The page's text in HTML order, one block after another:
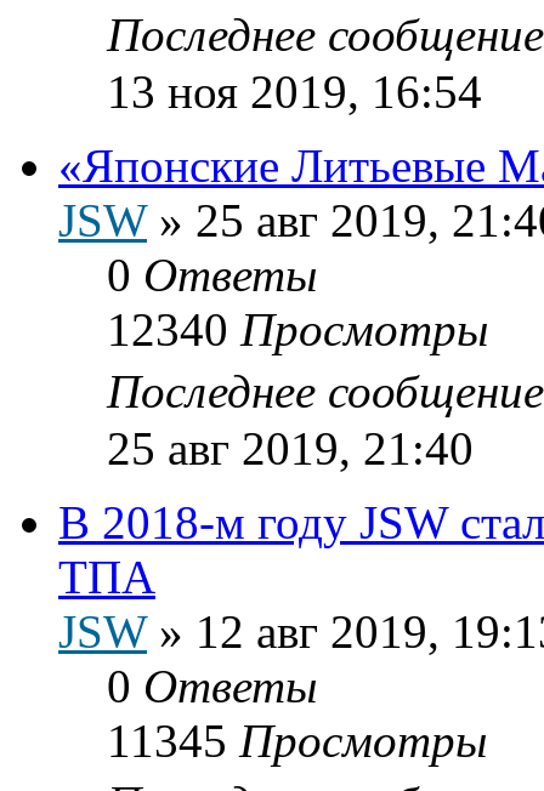
Последнее
13 ноя 2019, 16:54
«Японские Литьевые
JSW» 25 авг 2019,
0 Ответы
12340 Просмотры
Последнее
25 авг 2019, 21:40
В 2018-м году JSW
ТПА
JSW» 12 авг 2019,
0 Ответы
11345 Просмотры